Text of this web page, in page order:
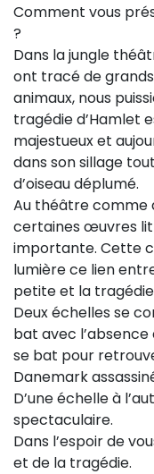
Comment vous
?
Dans la jungle
ont tracé de
animaux, nous
tragédie d’Hamlet
majestueux et
dans son sillage
d’oiseau déplumé.
Au théâtre comme
certaines œuvres
importante. Cette
lumière ce lien
petite et la
Deux échelles se
bat avec
se bat pour
Danemark
D’une échelle à
spectaculaire.
Dans l’espoir de
et de la tragédie.